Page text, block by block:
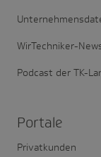
WirTechniker-
Podcast der TK-
Portale
Privatkunden